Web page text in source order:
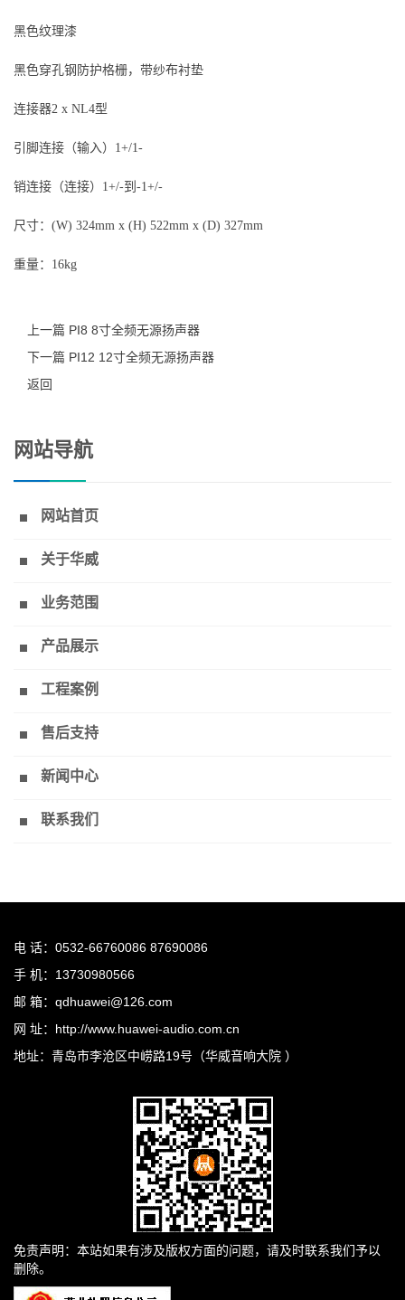
黑色纹理漆
黑色穿孔钢防护格栅，带纱布衬垫
连接器2 x NL4型
引脚连接（输入）1+/1-
销连接（连接）1+/-到-1+/-
尺寸：(W) 324mm x (H) 522mm x (D) 327mm
重量：16kg
上一篇 PI8 8寸全频无源扬声器
下一篇 PI12 12寸全频无源扬声器
返回
网站导航
网站首页
关于华威
业务范围
产品展示
工程案例
售后支持
新闻中心
联系我们
电 话：0532-66760086 87690086
手 机：13730980566
邮 箱：qdhuawei@126.com
网 址：http://www.huawei-audio.com.cn
地址：青岛市李沧区中崂路19号（华威音响大院 ）
免责声明：本站如果有涉及版权方面的问题，请及时联系我们予以
删除。